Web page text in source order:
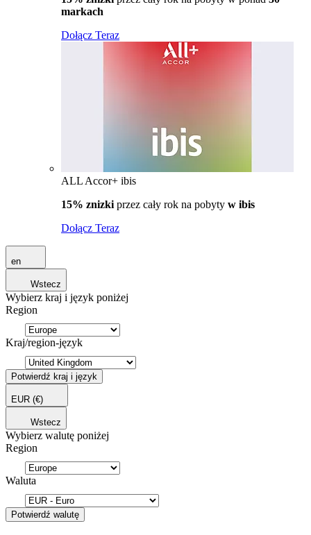
markach
Dołącz Teraz
ALL Accor+ ibis
15% znizki przez cały rok na pobyty w ibis
Dołącz Teraz
en
Wstecz
Wybierz kraj i język poniżej
Region
Kraj/region-język
Potwierdź kraj i język
EUR (€)
Wstecz
Wybierz walutę poniżej
Region
Waluta
Potwierdź walutę